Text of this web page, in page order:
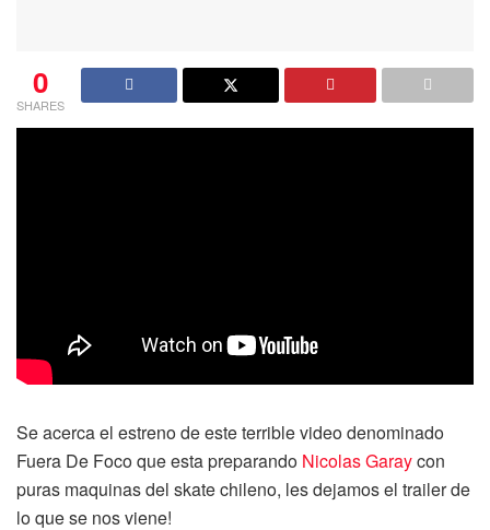
0
SHARES
Se acerca el estreno de este terrible video denominado
Fuera De Foco que esta preparando Nicolas Garaycon
puras maquinas del skate chileno, les dejamos el trailer de
lo que se nos viene!